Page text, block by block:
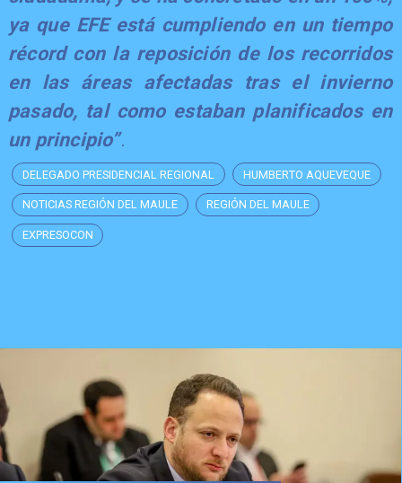
ya que EFE está cumpliendo en un tiempo
récord con la reposición de los recorridos
en las áreas afectadas tras el invierno
pasado, tal como estaban planificados en
un principio”.
DELEGADO PRESIDENCIAL REGIONAL HUMBERTO AQUEVEQUE
NOTICIAS REGIÓN DEL MAULE REGIÓN DEL MAULE
EXPRESOCON